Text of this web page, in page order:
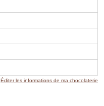
Éditer les informations de ma chocolaterie